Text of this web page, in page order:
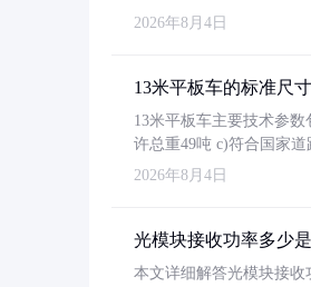
2026年8月4日
13米平板车的标准尺
13米平板车主要技术参数
许总重49吨 c)符合国家
2026年8月4日
光模块接收功率多少
本文详细解答光模块接收